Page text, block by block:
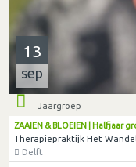
13
sep
Jaargroep
ZAAIEN & BLOEIEN | Halfjaar
Therapiepraktijk Het
Delft